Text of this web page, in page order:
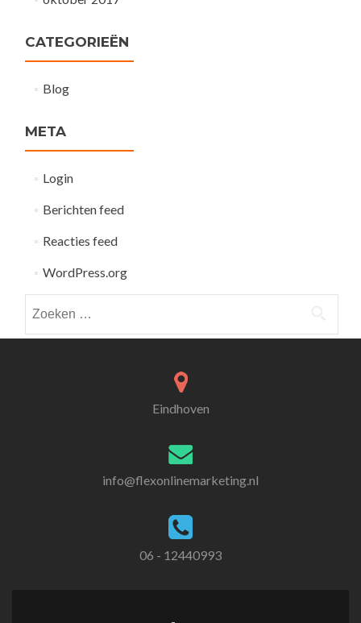
CATEGORIEËN
Blog
META
Login
Berichten feed
Reacties feed
WordPress.org
naar:
Eindhoven
info@flexonlinemarketing.nl
06 - 12440993